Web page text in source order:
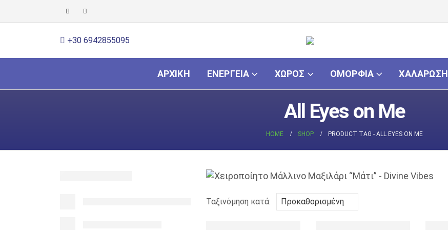
+30 6942855095
ΑΡΧΙΚΉ ΕΝΈΡΓΕΙΑ ΧΏΡΟΣ ΟΜΟΡΦΙΆ ΧΑΛΆΡΩΣΗ
All Eyes on Me
HOME SHOP PRODUCT TAG - ALL EYES ON ME
Ταξινόμηση κατά: